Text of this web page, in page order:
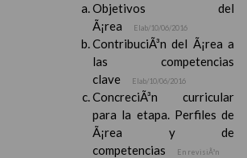
Objetivos del
Ã¡rea
Elab/10/06/2016
ContribuciÃ³n del Ã¡rea a
las competencias
clave
Elab/10/06/2016
ConcreciÃ³n curricular
para la etapa. Perfiles de
Ã¡rea y de
competencias
En revisiÃ³n